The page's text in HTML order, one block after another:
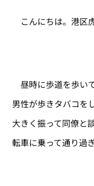
こんにちは。港区
昼時に歩道を歩い
男性が歩きタバコを
大きく振って同僚と
転車に乗って通り過